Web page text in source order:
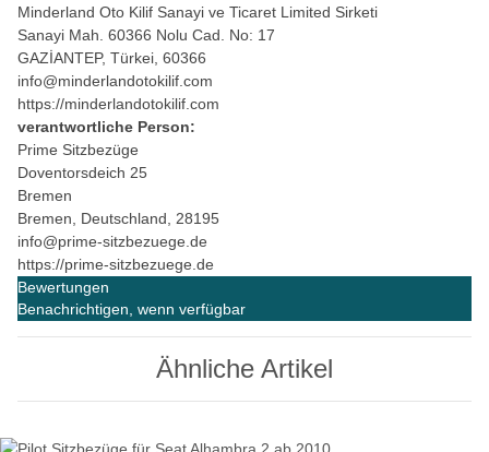
Minderland Oto Kilif Sanayi ve Ticaret Limited Sirketi
Sanayi Mah. 60366 Nolu Cad. No: 17
GAZİANTEP, Türkei, 60366
info@minderlandotokilif.com
https://minderlandotokilif.com
verantwortliche Person:
Prime Sitzbezüge
Doventorsdeich 25
Bremen
Bremen, Deutschland, 28195
info@prime-sitzbezuege.de
https://prime-sitzbezuege.de
Bewertungen
Benachrichtigen, wenn verfügbar
Ähnliche Artikel